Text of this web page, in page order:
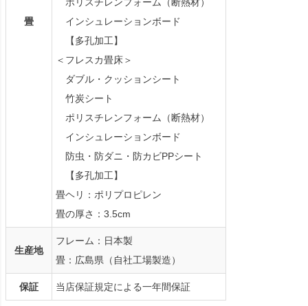
畳
インシュレーションボード
【多孔加工】
＜フレスカ畳床＞
ダブル・クッションシート
竹炭シート
ポリスチレンフォーム（断熱材）
インシュレーションボード
防虫・防ダニ・防カビPPシート
【多孔加工】
畳ヘリ：ポリプロピレン
畳の厚さ：3.5cm
生産地
フレーム：日本製
畳：広島県（自社工場製造）
保証 当店保証規定による一年間保証